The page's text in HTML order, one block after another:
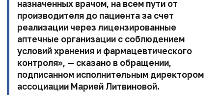
назначенных врачом, на всем пути от
производителя до пациента за счет
реализации через лицензированные
аптечные организации с соблюдением
условий хранения и фармацевтического
контроля», — сказано в обращении,
подписанном исполнительным директором
ассоциации Марией Литвиновой.